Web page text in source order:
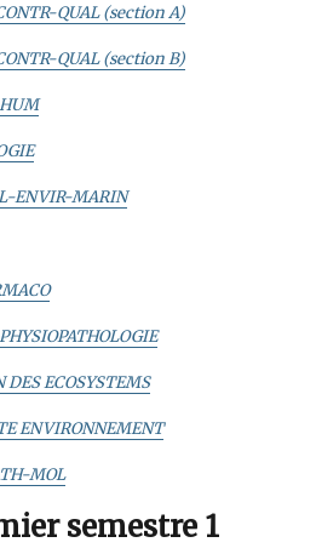
QUAL (section A)
QUAL (section B)
ENVIR-MARIN
ECOSYSTEMS
ENVIRONNEMENT
MOL
semestre 1